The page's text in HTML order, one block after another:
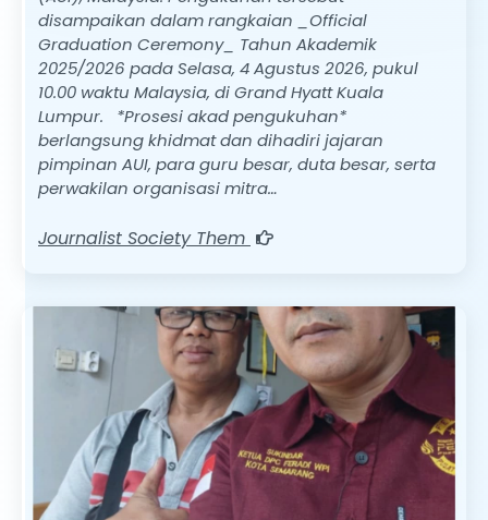
disampaikan dalam rangkaian _Official
Graduation Ceremony_ Tahun Akademik
2025/2026 pada Selasa, 4 Agustus 2026, pukul
10.00 waktu Malaysia, di Grand Hyatt Kuala
Lumpur. *Prosesi akad pengukuhan*
berlangsung khidmat dan dihadiri jajaran
pimpinan AUI, para guru besar, duta besar, serta
perwakilan organisasi mitra…
Journalist Society Them